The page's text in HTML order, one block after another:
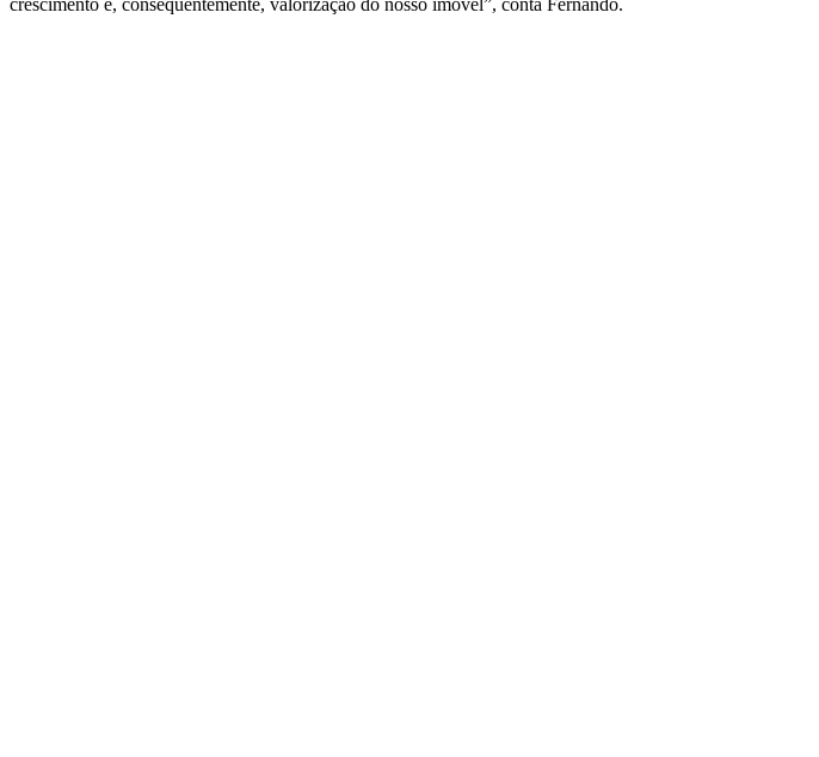
crescimento e, consequentemente, valorização do nosso imóvel”, conta Fernando.